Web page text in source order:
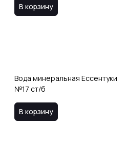
В корзину
Вода минеральная Ессентуки
№17 ст/б
В корзину